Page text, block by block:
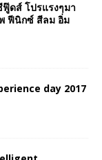
ฟู๊ดส์ โปรแรงๆมา
พ ฟีนิกซ์ สีลม อิ่ม
day 2017